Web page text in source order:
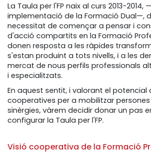
La Taula per l'FP naix al curs 2013-2014,
implementació de la Formació Dual—,
necessitat de començar a pensar i
d'acció compartits en la Formació
donen resposta a les ràpides
s'estan produint a tots nivells, i a les
mercat de nous perfils professionals
i especialitzats.
En aquest sentit, i valorant el potencial
cooperatives per a mobilitzar
sinèrgies, vàrem decidir donar un pas
configurar la Taula per l'FP.
Visió cooperativa de la Formació